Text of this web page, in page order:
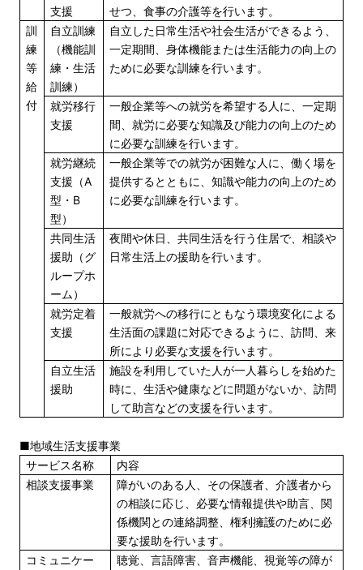
支援
せつ、食事の介護等を行います。
訓
練
等
給
付
自立訓練
（機能訓
練・生活
訓練）
自立した日常生活や社会生活ができるよう、
一定期間、身体機能または生活能力の向上の
ために必要な訓練を行います。
就労移行
支援
一般企業等への就労を希望する人に、一定期
間、就労に必要な知識及び能力の向上のため
に必要な訓練を行います。
就労継続
支援（A
型・B
型）
一般企業等での就労が困難な人に、働く場を
提供するとともに、知識や能力の向上のため
に必要な訓練を行います。
共同生活
援助（グ
ループホ
ーム）
夜間や休日、共同生活を行う住居で、相談や
日常生活上の援助を行います。
就労定着
支援
一般就労への移行にともなう環境変化による
生活面の課題に対応できるように、訪問、来
所により必要な支援を行います。
自立生活
援助
施設を利用していた人が一人暮らしを始めた
時に、生活や健康などに問題がないか、訪問
して助言などの支援を行います。
■地域生活支援事業
サービス名称
内容
相談支援事業
障がいのある人、その保護者、介護者から
の相談に応じ、必要な情報提供や助言、関
係機関との連絡調整、権利擁護のために必
要な援助を行います。
コミュニケー
聴覚、言語障害、音声機能、視覚等の障が